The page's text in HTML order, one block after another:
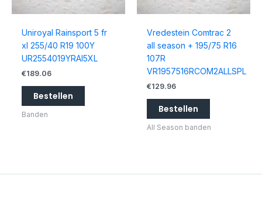
Uniroyal Rainsport 5 fr
xl 255/40 R19 100Y
UR2554019YRAI5XL
€189.06
Bestellen
Banden
Vredestein Comtrac 2
all season + 195/75 R16
107R
VR1957516RCOM2ALLSPL
€129.96
Bestellen
All Season banden